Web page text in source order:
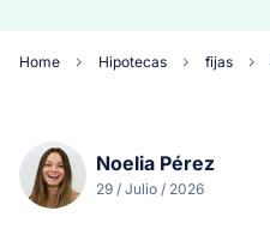
Home Hipotecas fijas
Noelia Pérez
29 / Julio / 2026